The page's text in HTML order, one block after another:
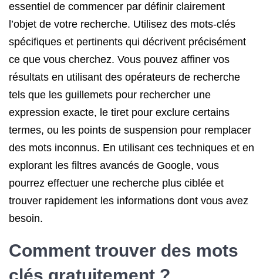
essentiel de commencer par définir clairement
l’objet de votre recherche. Utilisez des mots-clés
spécifiques et pertinents qui décrivent précisément
ce que vous cherchez. Vous pouvez affiner vos
résultats en utilisant des opérateurs de recherche
tels que les guillemets pour rechercher une
expression exacte, le tiret pour exclure certains
termes, ou les points de suspension pour remplacer
des mots inconnus. En utilisant ces techniques et en
explorant les filtres avancés de Google, vous
pourrez effectuer une recherche plus ciblée et
trouver rapidement les informations dont vous avez
besoin.
Comment trouver des mots